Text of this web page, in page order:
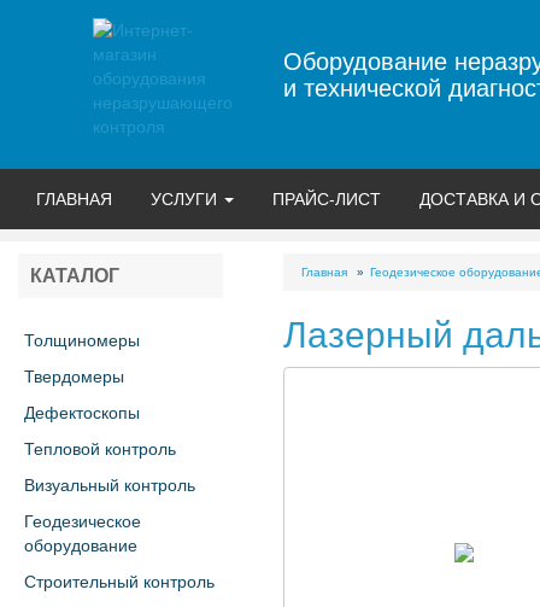
Оборудование
и технической
ГЛАВНАЯ УСЛУГИ ПРАЙС-ЛИСТ ДОСТАВКА И
КАТАЛОГ
Толщиномеры
Твердомеры
Дефектоскопы
Тепловой контроль
Визуальный контроль
Геодезическое
оборудование
Строительный контроль
Главная Геодезическое
Лазерный